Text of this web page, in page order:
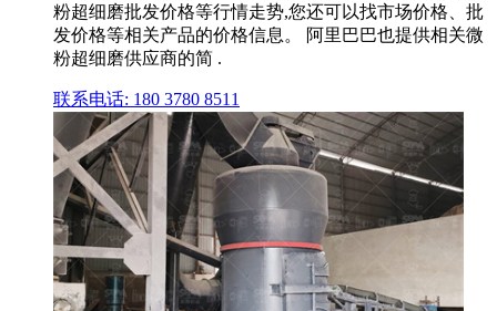
粉超细磨批发价格等行情走势,您还可以找市场价格、批
发价格等相关产品的价格信息。 阿里巴巴也提供相关微
粉超细磨供应商的简 .
联系电话: 180 3780 8511